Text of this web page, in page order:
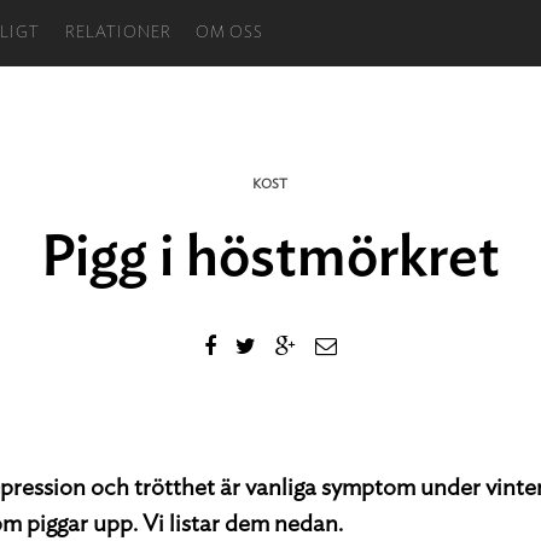
RELATIONER OM OSS
KOST
Pigg i höstmörkret
och trötthet är vanliga symptom under
piggar upp. Vi listar dem nedan.